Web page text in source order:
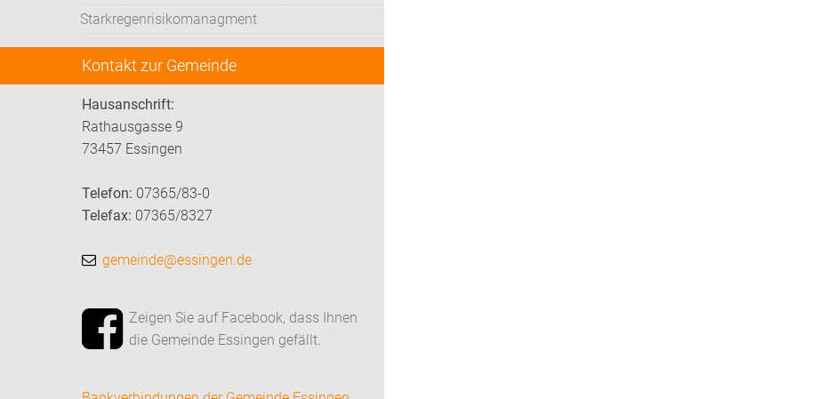
Starkregenrisikomanagment
Kontakt zur Gemeinde
Hausanschrift:
Rathausgasse 9
73457 Essingen
Telefon: 07365/83-0
Telefax: 07365/8327
gemeinde@essingen.de
Zeigen Sie auf Facebook, dass Ihnen
die Gemeinde Essingen gefällt.